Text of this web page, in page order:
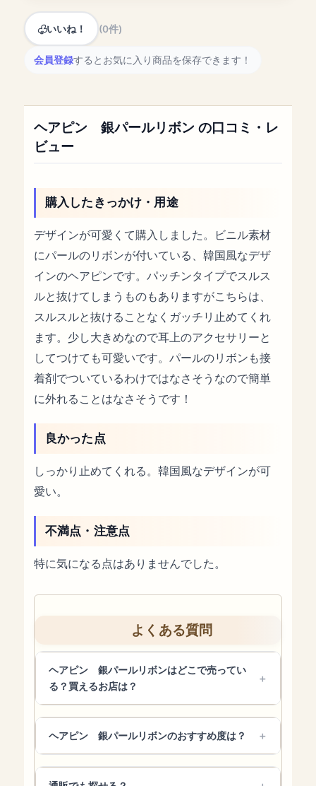
いいね！ (0件)
会員登録するとお気に入り商品を保存できます！
ヘアピン 銀パールリボン の口コミ・レ
ビュー
購入したきっかけ・用途
デザインが可愛くて購入しました。ビニル素材
にパールのリボンが付いている、韓国風なデザ
インのヘアピンです。パッチンタイプでスルス
ルと抜けてしまうものもありますがこちらは、
スルスルと抜けることなくガッチリ止めてくれ
ます。少し大きめなので耳上のアクセサリーと
してつけても可愛いです。パールのリボンも接
着剤でついているわけではなさそうなので簡単
に外れることはなさそうです！
良かった点
しっかり止めてくれる。韓国風なデザインが可
愛い。
不満点・注意点
特に気になる点はありませんでした。
よくある質問
ヘアピン 銀パールリボンはどこで売ってい
る？買えるお店は？
ヘアピン 銀パールリボンのおすすめ度は？